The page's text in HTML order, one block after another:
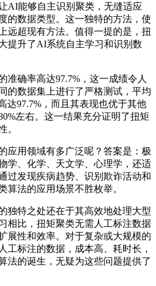
AI能够自主识别聚类，无缝适应
的数据类型。这一独特的方法，使
远超现有方法。值得一提的是，扭
提升了AI系统自主学习和识别数
确率高达97.7%，这一成绩令人
的数据集上进行了严格测试，平均
达97.7%，而且其表现也优于其他
左右。这一结果充分证明了扭矩
。
用领域有多广泛呢？答案是：极
学、化学、天文学、心理学，还适
过发现疾病趋势、识别欺诈活动和
算法的应用场景不胜枚举。
特之处还在于其高效地处理大型
相比，扭矩聚类无需人工标注数据
展性和效率。对于复杂或大规模的
工标注的数据，成本高、耗时长，
法的诞生，无疑为这些问题提供了